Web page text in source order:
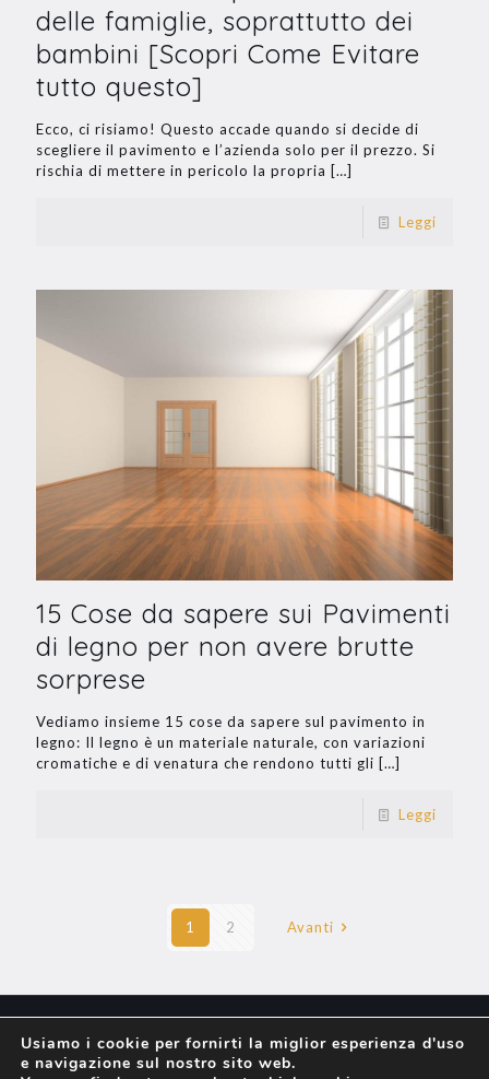
delle famiglie, soprattutto dei
bambini [Scopri Come Evitare
tutto questo]
Ecco, ci risiamo! Questo accade quando si decide di
scegliere il pavimento e l’azienda solo per il prezzo. Si
rischia di mettere in pericolo la propria […]
Leggi
15 Cose da sapere sui Pavimenti
di legno per non avere brutte
sorprese
Vediamo insieme 15 cose da sapere sul pavimento in
legno: Il legno è un materiale naturale, con variazioni
cromatiche e di venatura che rendono tutti gli […]
Leggi
1 2 Avanti
Usiamo i cookie per fornirti la miglior esperienza d'uso
e navigazione sul nostro sito web.